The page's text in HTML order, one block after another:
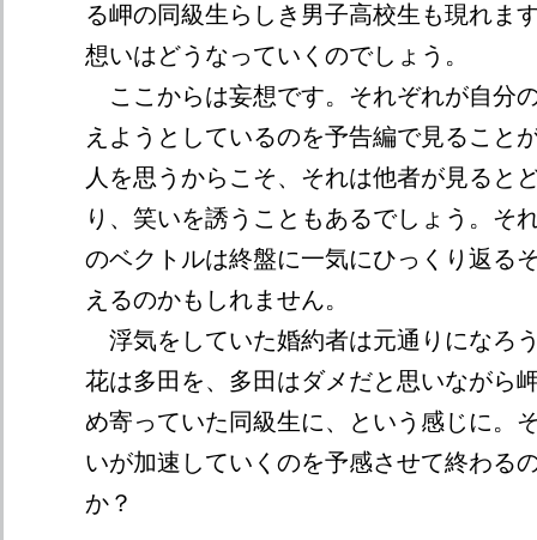
る岬の同級生らしき男子高校生も現れま
想いはどうなっていくのでしょう。
ここからは妄想です。それぞれが自分
えようとしているのを予告編で見ること
人を思うからこそ、それは他者が見ると
り、笑いを誘うこともあるでしょう。そ
のベクトルは終盤に一気にひっくり返る
えるのかもしれません。
浮気をしていた婚約者は元通りになろ
花は多田を、多田はダメだと思いながら
め寄っていた同級生に、という感じに。
いが加速していくのを予感させて終わる
か？